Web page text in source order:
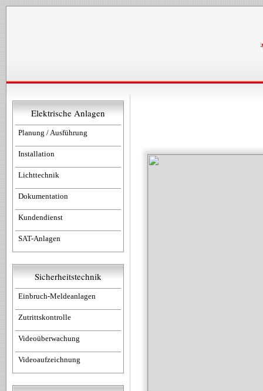
Elektrische Anlagen
Planung / Ausführung
Installation
Lichttechnik
Dokumentation
Kundendienst
SAT-Anlagen
Sicherheitstechnik
Einbruch-Meldeanlagen
Zutrittskontrolle
Videoüberwachung
Videoaufzeichnung